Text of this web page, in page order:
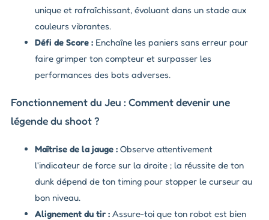
unique et rafraîchissant, évoluant dans un stade aux
couleurs vibrantes.
Défi de Score : Enchaîne les paniers sans erreur pour
faire grimper ton compteur et surpasser les
performances des bots adverses.
Fonctionnement du Jeu : Comment devenir une
légende du shoot ?
Maîtrise de la jauge : Observe attentivement
l'indicateur de force sur la droite ; la réussite de ton
dunk dépend de ton timing pour stopper le curseur au
bon niveau.
Alignement du tir : Assure-toi que ton robot est bien